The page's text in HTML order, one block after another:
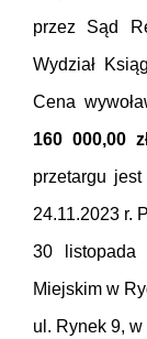
przez Sąd
Wydział
Cena
160 000,00
przetargu
24.11.2023 r.
30
Miejskim w
ul. Rynek 9, w